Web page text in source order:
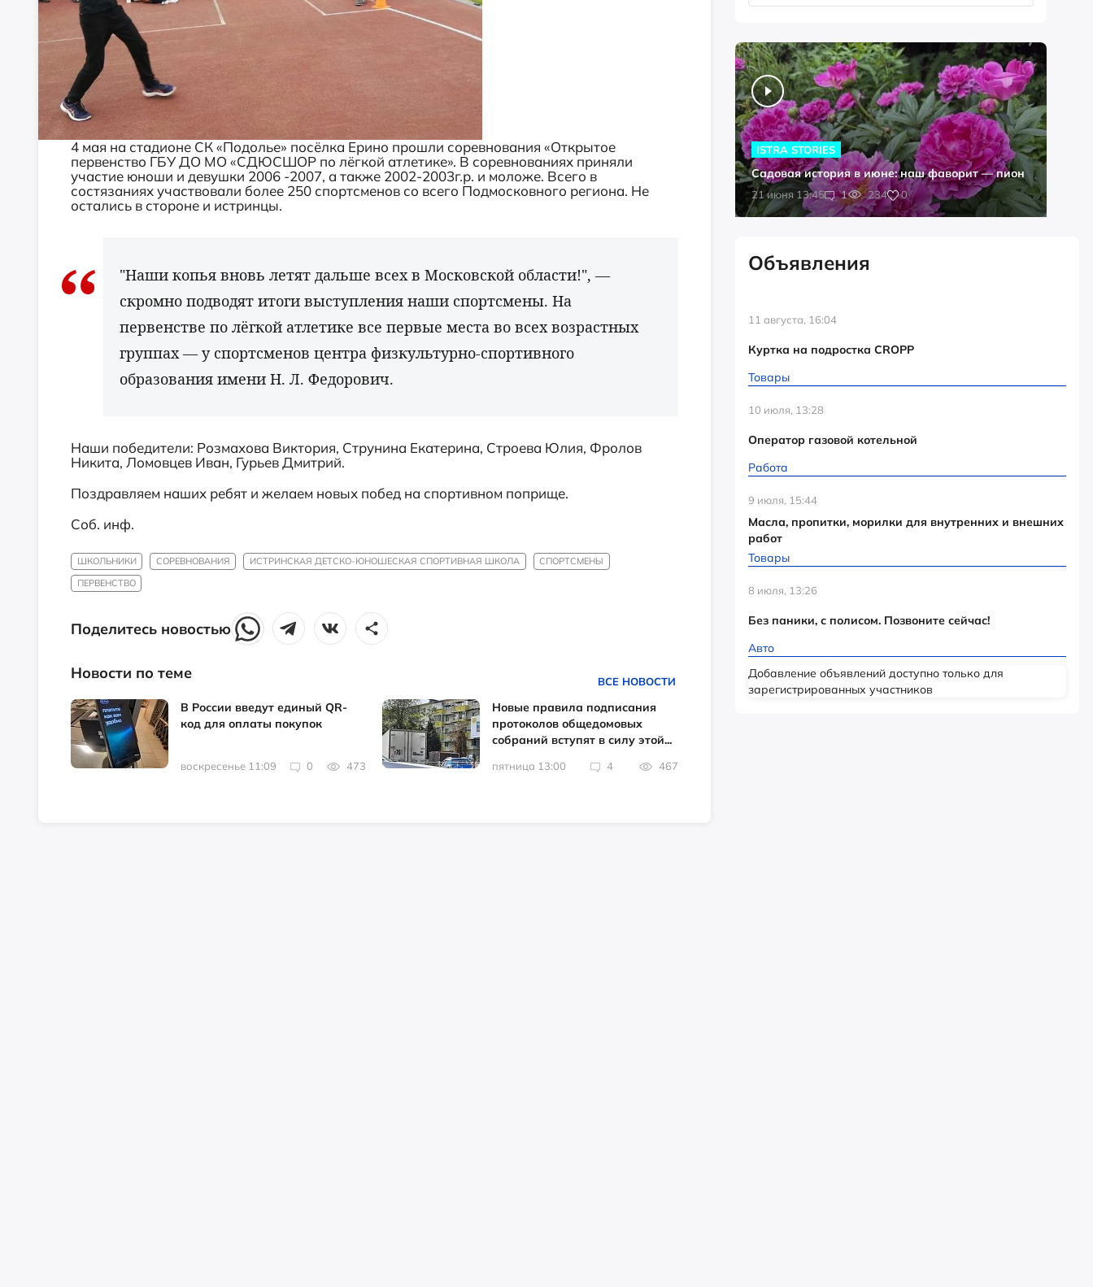
4 мая на стадионе СК «Подолье» посёлка Ерино прошли соревнования «Открытое
первенство ГБУ ДО МО «СДЮСШОР по лёгкой атлетике». В соревнованиях приняли
участие юноши и девушки 2006 -2007, а также 2002-2003г.р. и моложе. Всего в
состязаниях участвовали более 250 спортсменов со всего Подмосковного региона. Не
остались в стороне и истринцы.
"Наши копья вновь летят дальше всех в Московской области!", —
скромно подводят итоги выступления наши спортсмены. На
первенстве по лёгкой атлетике все первые места во всех возрастных
группах — у спортсменов центра физкультурно-спортивного
образования имени Н. Л. Федорович.
Наши победители: Розмахова Виктория, Струнина Екатерина, Строева Юлия, Фролов
Никита, Ломовцев Иван, Гурьев Дмитрий.
Поздравляем наших ребят и желаем новых побед на спортивном поприще.
Соб. инф.
ШКОЛЬНИКИ СОРЕВНОВАНИЯ ИСТРИНСКАЯ ДЕТСКО-ЮНОШЕСКАЯ СПОРТИВНАЯ ШКОЛА
СПОРТСМЕНЫ
ПЕРВЕНСТВО
Поделитесь новостью
Новости по теме ВСЕ НОВОСТИ
В России введут единый QR-
код для оплаты покупок
воскресенье 11:09 0 473
Новые правила подписания
протоколов общедомовых
собраний вступят в силу этой...
пятница 13:00 4 467
21 июня 13:45 1 234 0
ISTRA STORIES
Садовая история в июне: наш фаворит — пион
Объявления
11 августа, 16:04
Куртка на подростка CROPP
Товары
10 июля, 13:28
Оператор газовой котельной
Работа
9 июля, 15:44
Масла, пропитки, морилки для внутренних и внешних
работ
Товары
8 июля, 13:26
Без паники, с полисом. Позвоните сейчас!
Авто
Добавление объявлений доступно только для
зарегистрированных участников